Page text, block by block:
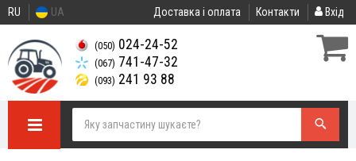
RU UA Доставка і оплата Контакти Вхід
(050) 024-24-52
(067) 741-47-32
(093) 241 93 88